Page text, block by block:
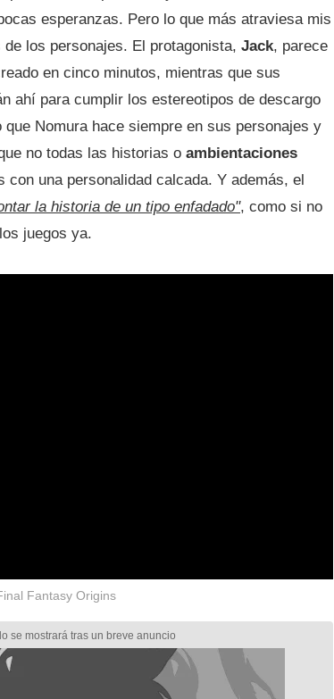
esperanzas. Pero lo que más atraviesa mis
los personajes. El protagonista, Jack, parece
en cinco minutos, mientras que sus
ahí para cumplir los estereotipos de descargo
Nomura hace siempre en sus personajes y
no todas las historias o ambientaciones
con una personalidad calcada. Y además, el
la historia de un tipo enfadado", como si no
juegos ya.
Fantasy Origins